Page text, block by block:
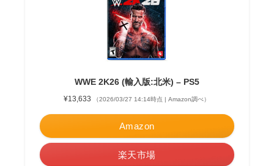
WWE 2K26 (輸入版:北米) – PS5
¥13,633 （2026/03/27 14:14時点 | Amazon調べ）
Amazon
楽天市場